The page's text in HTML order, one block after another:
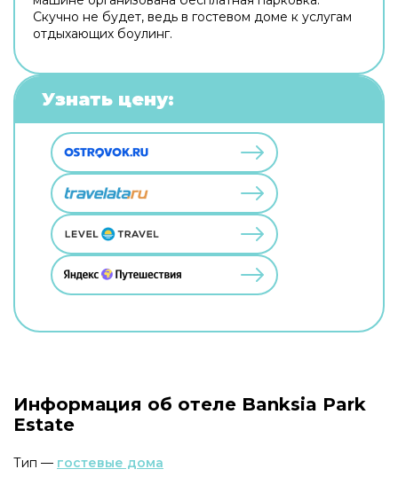
Скучно не будет, ведь в гостевом доме к услугам
отдыхающих боулинг.
Узнать цену:
Информация об отеле Banksia Park
Estate
Тип — гостевые дома